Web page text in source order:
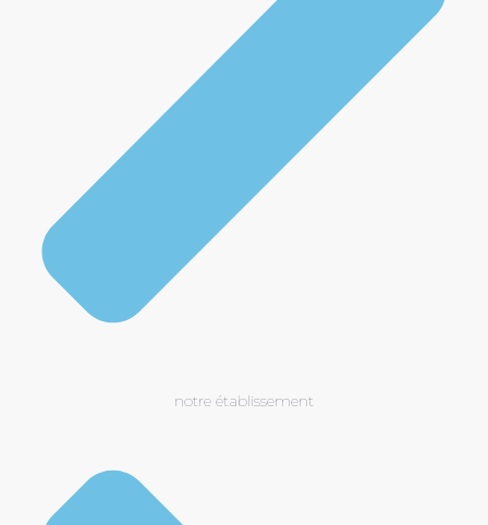
notre établissement